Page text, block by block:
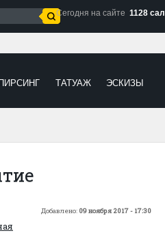
Сегодня на сайте 1128
ПИРСИНГ ТАТУАЖ ЭСКИЗЫ
Добавлено: 09 ноября 2017 - 17:30